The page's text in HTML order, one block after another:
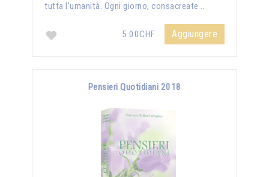
tutta l'umanità. Ogni giorno, consacreate …
5.00CHF Aggiungere
Pensieri Quotidiani 2018